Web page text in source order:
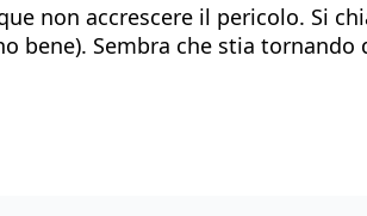
non accrescere il pericolo. Si
Sembra che stia